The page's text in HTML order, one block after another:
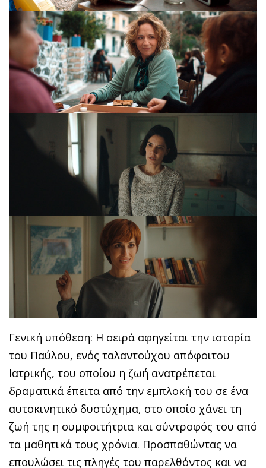
Γενική υπόθεση: Η σειρά αφηγείται την ιστορία
του Παύλου, ενός ταλαντούχου απόφοιτου
Ιατρικής, του οποίου η ζωή ανατρέπεται
δραματικά έπειτα από την εμπλοκή του σε ένα
αυτοκινητικό δυστύχημα, στο οποίο χάνει τη
ζωή της η συμφοιτήτρια και σύντροφός του από
τα μαθητικά τους χρόνια. Προσπαθώντας να
επουλώσει τις πληγές του παρελθόντος και να